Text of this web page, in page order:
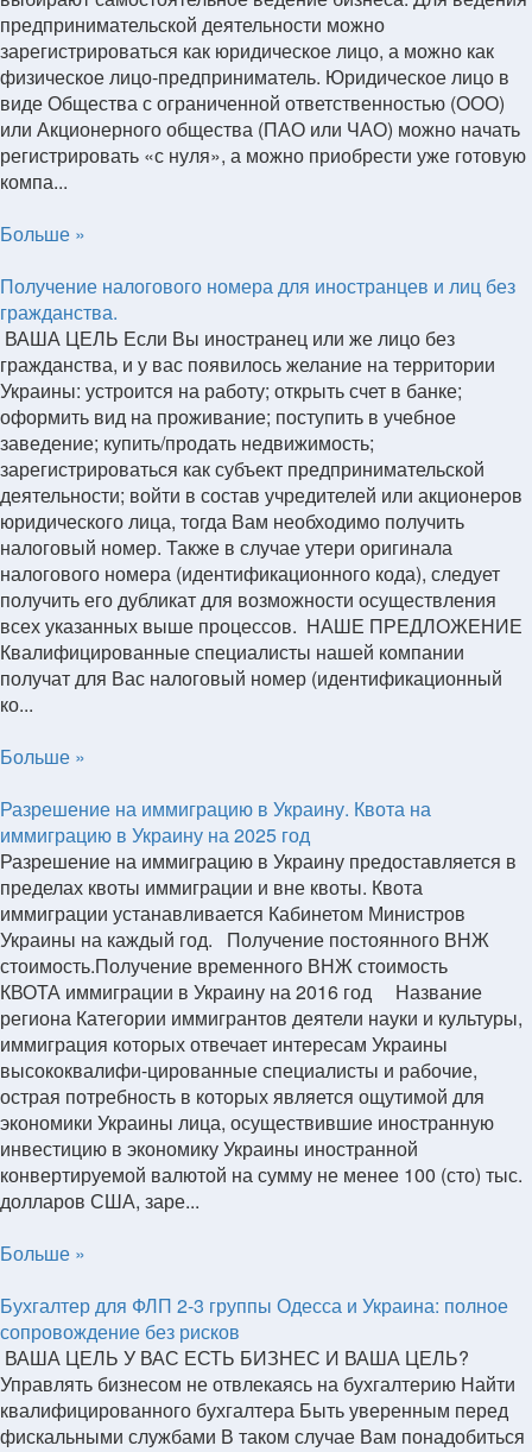
предпринимательской деятельности можно
зарегистрироваться как юридическое лицо, а можно как
физическое лицо-предприниматель. Юридическое лицо в
виде Общества с ограниченной ответственностью (ООО)
или Акционерного общества (ПАО или ЧАО) можно начать
регистрировать «с нуля», а можно приобрести уже готовую
компа...
Больше »
Получение налогового номера для иностранцев и лиц без
гражданства.
ВАША ЦЕЛЬ Если Вы иностранец или же лицо без
гражданства, и у вас появилось желание на территории
Украины: устроится на работу; открыть счет в банке;
оформить вид на проживание; поступить в учебное
заведение; купить/продать недвижимость;
зарегистрироваться как субъект предпринимательской
деятельности; войти в состав учредителей или акционеров
юридического лица, тогда Вам необходимо получить
налоговый номер. Также в случае утери оригинала
налогового номера (идентификационного кода), следует
получить его дубликат для возможности осуществления
всех указанных выше процессов. НАШЕ ПРЕДЛОЖЕНИЕ
Квалифицированные специалисты нашей компании
получат для Вас налоговый номер (идентификационный
ко...
Больше »
Разрешение на иммиграцию в Украину. Квота на
иммиграцию в Украину на 2025 год
Разрешение на иммиграцию в Украину предоставляется в
пределах квоты иммиграции и вне квоты. Квота
иммиграции устанавливается Кабинетом Министров
Украины на каждый год. Получение постоянного ВНЖ
стоимость.Получение временного ВНЖ стоимость
КВОТА иммиграции в Украину на 2016 год Название
региона Категории иммигрантов деятели науки и культуры,
иммиграция которых отвечает интересам Украины
высококвалифи-цированные специалисты и рабочие,
острая потребность в которых является ощутимой для
экономики Украины лица, осуществившие иностранную
инвестицию в экономику Украины иностранной
конвертируемой валютой на сумму не менее 100 (сто) тыс.
долларов США, заре...
Больше »
Бухгалтер для ФЛП 2-3 группы Одесса и Украина: полное
сопровождение без рисков
ВАША ЦЕЛЬ У ВАС ЕСТЬ БИЗНЕС И ВАША ЦЕЛЬ?
Управлять бизнесом не отвлекаясь на бухгалтерию Найти
квалифицированного бухгалтера Быть уверенным перед
фискальными службами В таком случае Вам понадобиться